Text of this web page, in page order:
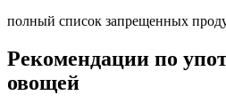
полный список запрещенных
Рекомендации по
овощей